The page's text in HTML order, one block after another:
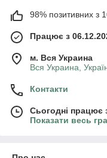
98% позитивних з
Працює з
м. Вся Украина
Вся Украина,
Контакти
Сьогодні працює
Показати весь